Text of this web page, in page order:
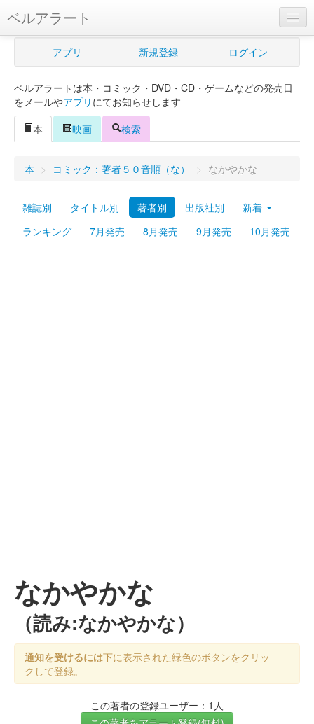
ベルアラート
ベルアラートとは
新規登録
ログイン
Myシェルフ
プレミアム
アプリ 新規登録 ログイン
ベルアラートは本・コミック・DVD・CD・ゲームなどの発売日
をメールやアプリ にてお知らせします
本
映画 検索
本 > コミック：著者５０音順（な） > なかやかな
雑誌別 タイトル別 著者別 出版社別
新着
ランキング
7月発売 8月発売 9月発売 10月発売
なかやかな
（読み:なかやかな）
通知を受けるには下に表示された緑色のボタンをクリッ
クして登録。
この著者の登録ユーザー：1人